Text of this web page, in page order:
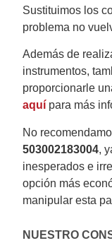
Sustituimos los
problema no
Además de
instrumentos,
proporcionarle
aquí para más
No
503002183004,
inesperados e
opción más
manipular esta
NUESTRO